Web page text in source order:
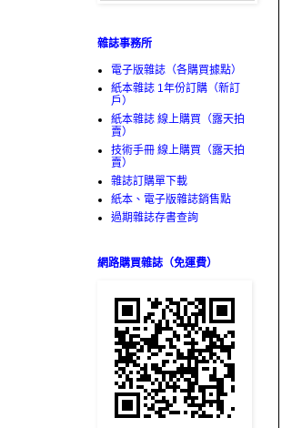
雜誌事務所
電子版雜誌（各購買據點）
紙本雜誌 1年份訂購（新訂
戶）
紙本雜誌 線上購買（露天拍
賣）
技術手冊 線上購買（露天拍
賣）
雜誌訂購單下載
紙本、電子版雜誌銷售點
過期雜誌存書查詢
網路購買雜誌（免運費）